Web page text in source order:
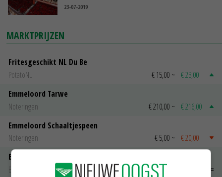
23-07-2019
MARKTPRIJZEN
Fritesgeschikt NL Du Be
PotatoNL
€ 15,00 ~ € 23,00
Emmeloord Tarwe
Noteringen
€ 210,00 ~ € 216,00
Emmeloord Schaaltjespeen
Noteringen
€ 5,00 ~ € 20,00
Bintje A 28/35
Bintje Info
€ 48,00